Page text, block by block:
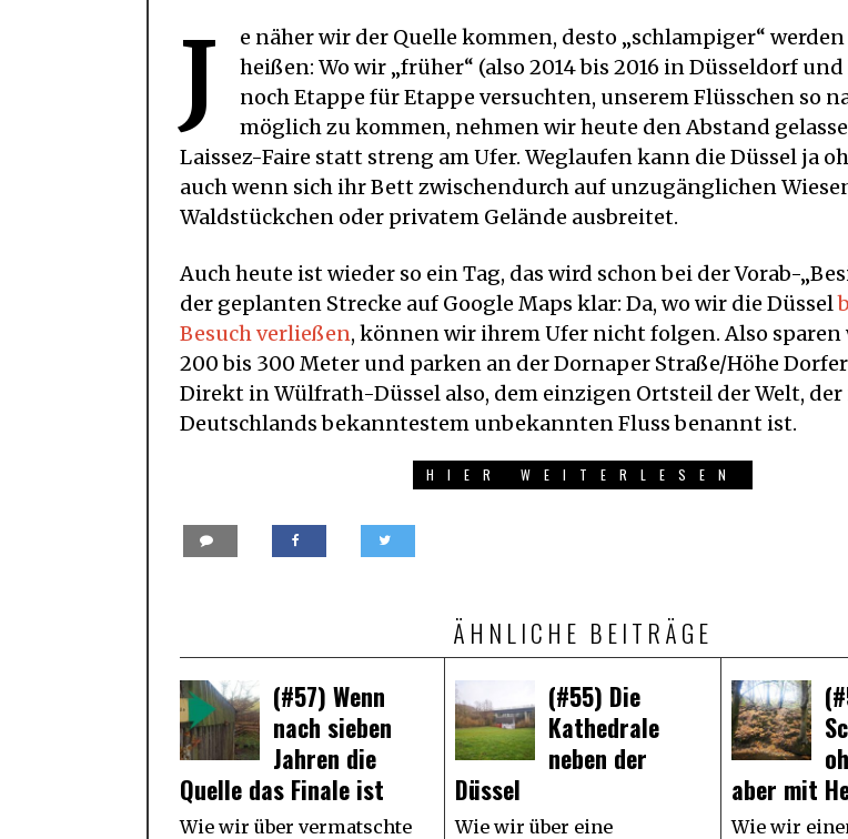
J
e näher wir der Quelle kommen, desto „schlampiger“
heißen: Wo wir „früher“ (also 2014 bis 2016 in Düsseldorf
noch Etappe für Etappe versuchten, unserem Flüsschen so
möglich zu kommen, nehmen wir heute den Abstand
Laissez-Faire statt streng am Ufer. Weglaufen kann die Düssel ja
auch wenn sich ihr Bett zwischendurch auf unzugänglichen
Waldstückchen oder privatem Gelände ausbreitet.
Auch heute ist wieder so ein Tag, das wird schon bei der Vorab-
der geplanten Strecke auf Google Maps klar: Da, wo wir die Düssel
Besuch verließen, können wir ihrem Ufer nicht folgen. Also sparen
200 bis 300 Meter und parken an der Dornaper Straße/Höhe
Direkt in Wülfrath-Düssel also, dem einzigen Ortsteil der Welt, der
Deutschlands bekanntestem unbekannten Fluss benannt ist.
HIER WEITERLESEN
ÄHNLICHE BEITRÄGE
(#57) Wenn
nach sieben
Jahren die
Quelle das Finale ist
Wie wir über vermatschte
(#55) Die
Kathedrale
neben der
Düssel
Wie wir über eine
aber mit
Wie wir